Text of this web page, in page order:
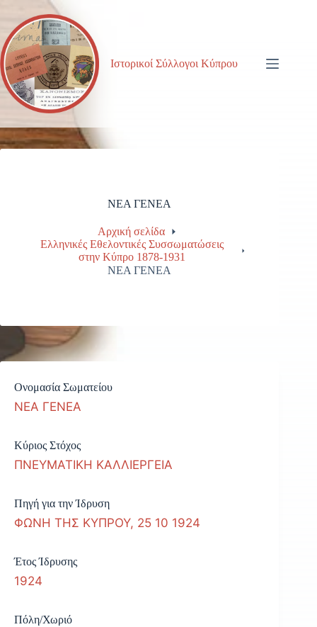
περιεχόμενο
Ιστορικοί Σύλλογοι Κύπρου
ΝΕΑ ΓΕΝΕΑ
Αρχική σελίδα
Ελληνικές Εθελοντικές Συσσωματώσεις
στην Κύπρο 1878-1931
ΝΕΑ ΓΕΝΕΑ
Ονομασία Σωματείου
ΝΕΑ ΓΕΝΕΑ
Κύριος Στόχος
ΠΝΕΥΜΑΤΙΚΗ ΚΑΛΛΙΕΡΓΕΙΑ
Πηγή για την Ίδρυση
ΦΩΝΗ ΤΗΣ ΚΥΠΡΟΥ, 25 10 1924
Έτος Ίδρυσης
1924
Πόλη/Χωριό